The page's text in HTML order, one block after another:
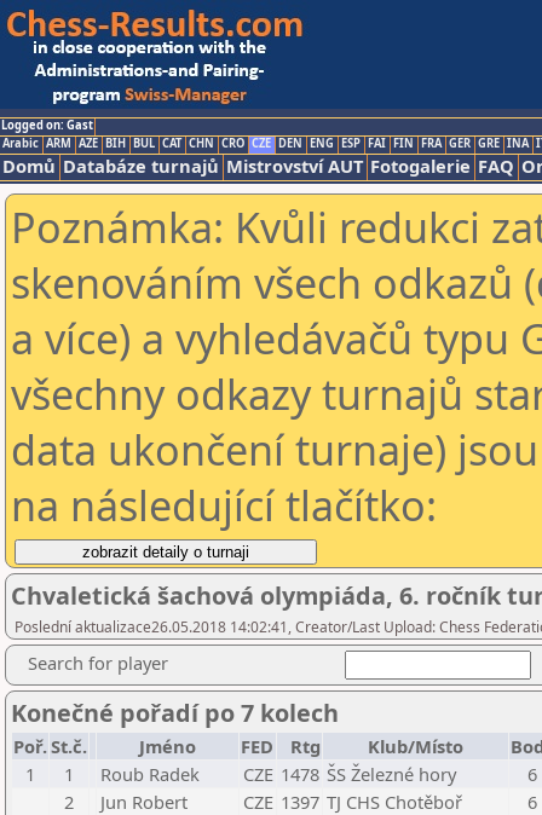
Logged on: Gast
Arabic ARM AZE BIH BUL CAT CHN CRO CZE DEN ENG ESP FAI FIN FRA GER GRE INA
Domů Databáze turnajů Mistrovství AUT Fotogalerie FAQ
Poznámka: Kvůli redukci
skenováním všech odkazů
a více) a vyhledávačů typu
všechny odkazy turnajů
data ukončení turnaje)
na následující tlačítko:
Chvaletická šachová olympiáda, 6. ročník
Poslední aktualizace26.05.2018 14:02:41, Creator/Last Upload: Chess
Search for player
Konečné pořadí po 7 kolech
Poř.St.č. Jméno FED Rtg Klub/Místo
1
1 Roub Radek CZE 1478 ŠS Železné hory
6
2
Jun Robert CZE 1397 TJ CHS Chotěboř
6